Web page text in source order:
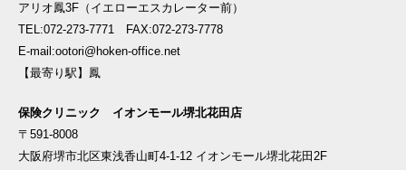
アリオ鳳3F（イエローエスカレーター前）
TEL:072-273-7771 FAX:072-273-7778
E-mail:ootori@hoken-office.net
【最寄り駅】鳳
保険クリニック イオンモール堺北花田店
〒591-8008
大阪府堺市北区東浅香山町4-1-12 イオンモール堺北花田2F